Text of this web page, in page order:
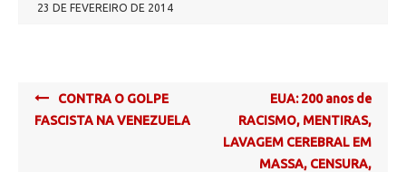
23 DE FEVEREIRO DE 2014
Post
navigation
CONTRA O GOLPE
FASCISTA NA VENEZUELA
EUA: 200 anos de
RACISMO, MENTIRAS,
LAVAGEM CEREBRAL EM
MASSA, CENSURA,